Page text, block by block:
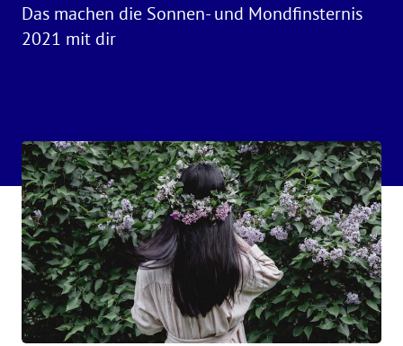
Das machen die Sonnen- und Mondfinsternis
2021 mit dir